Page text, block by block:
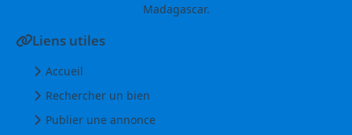
Madagascar.
Liens utiles
Accueil
Rechercher un bien
Publier une annonce